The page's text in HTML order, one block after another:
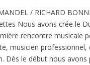
/ RICHARD
Nous avons crée le
rencontre musicale
musicien
Dès le début nous